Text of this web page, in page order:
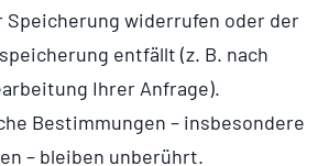
Speicherung widerrufen oder der
entfällt (z. B. nach
Ihrer Anfrage).
Bestimmungen – insbesondere
– bleiben unberührt.